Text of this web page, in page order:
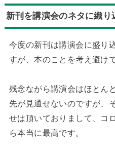
新刊を講演会のネタに織り
今度の新刊は講演会に盛り
すが、本のことを考え避け
残念ながら講演会はほとん
先が見通せないのですが、
せは頂いておりまして、コ
ら本当に最高です。